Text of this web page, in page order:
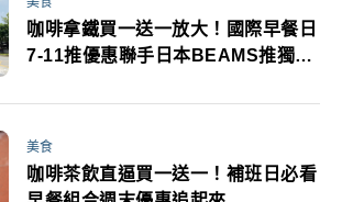
咖啡拿鐵買一送一放大！國際早餐日
7-11推優惠聯手日本BEAMS推獨家
美食
咖啡茶飲直逼買一送一！補班日必看